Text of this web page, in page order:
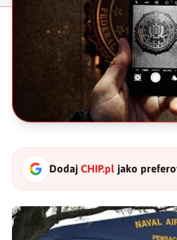
DodajCHIP.pl jako